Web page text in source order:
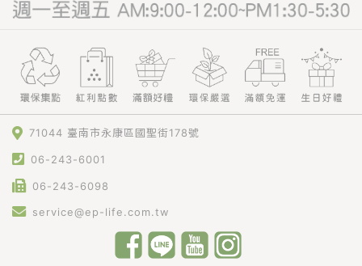
71044 臺南市永康區國聖街178號
06-243-6001
06-243-6098
service@ep-life.com.tw